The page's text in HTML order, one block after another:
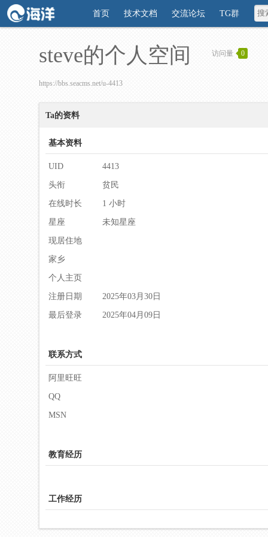
首页 技术文档 交流论坛 TG群
steve的个人空间 访问量 0
https://bbs.seacms.net/u-4413
Ta的资料
基本资料
UID 4413
头衔 贫民
在线时长 1 小时
星座 未知星座
现居住地
家乡
个人主页
注册日期 2025年03月30日
最后登录 2025年04月09日
联系方式
阿里旺旺
QQ
MSN
教育经历
工作经历